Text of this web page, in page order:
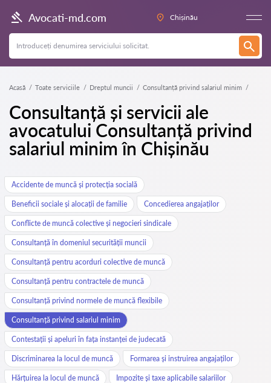
Avocati-md.com Chișinău
Acasă Toate serviciile Dreptul muncii Consultanță privind salariul minim
Consultanță și servicii ale
avocatului Consultanță privind
salariul minim în Chișinău
Accidente de muncă și protecția socială
Beneficii sociale și alocații de familie Concedierea angajaților
Conflicte de muncă colective și negocieri sindicale
Consultanță în domeniul securității muncii
Consultanță pentru acorduri colective de muncă
Consultanță pentru contractele de muncă
Consultanță privind normele de muncă flexibile
Consultanță privind salariul minim
Contestații și apeluri în fața instanței de judecată
Discriminarea la locul de muncă Formarea și instruirea angajaților
Hărțuirea la locul de muncă Impozite și taxe aplicabile salariilor